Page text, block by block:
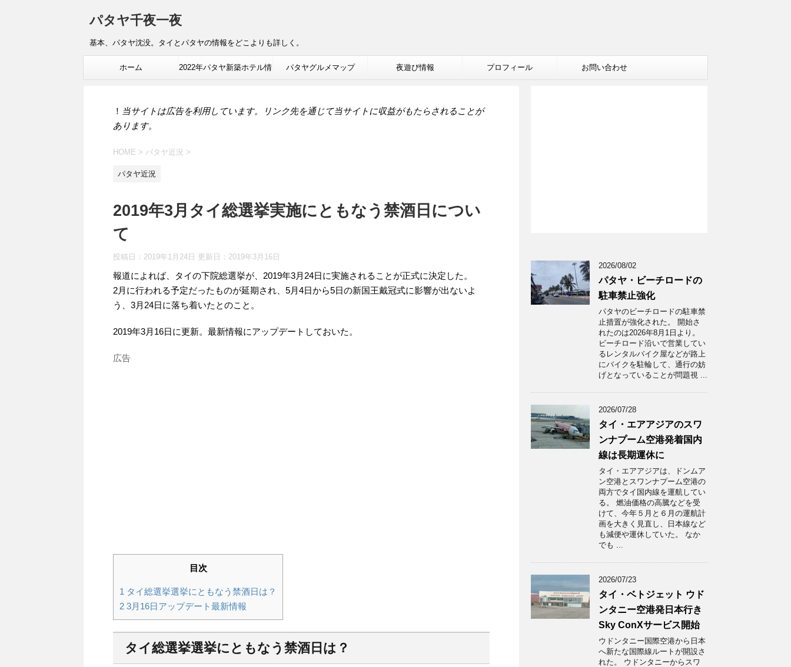
パタヤ千夜一夜
基本、パタヤ沈没。タイとパタヤの情報をどこよりも詳しく。
ホーム 2022年パタヤ新築ホテル情 パタヤグルメマップ 夜遊び情報 プロフィール お問い合わせ
！ 当サイトは広告を利用しています。リンク先を通じて当サイトに収益がもたらされることが
あります。
HOME > パタヤ近況 >
パタヤ近況
2019年3月タイ総選挙実施にともなう禁酒日につい
て
投稿日：2019年1月24日 更新日： 2019年3月16日
報道によれば、タイの下院総選挙が、2019年3月24日に実施されることが正式に決定した。
2月に行われる予定だったものが延期され、5月4日から5日の新国王戴冠式に影響が出ないよ
う、3月24日に落ち着いたとのこと。
2019年3月16日に更新。最新情報にアップデートしておいた。
広告
目次
1 タイ総選挙選挙にともなう禁酒日は？
2 3月16日アップデート最新情報
タイ総選挙選挙にともなう禁酒日は？
2026/08/02
パタヤ・ビーチロードの
駐車禁止強化
パタヤのビーチロードの駐車禁
止措置が強化された。 開始さ
れたのは2026年8月1日より。
ビーチロード沿いで営業してい
るレンタルバイク屋などが路上
にバイクを駐輪して、通行の妨
げとなっていることが問題視 ...
2026/07/28
タイ・エアアジアのスワ
ンナプーム空港発着国内
線は長期運休に
タイ・エアアジアは、ドンムア
ン空港とスワンナプーム空港の
両方でタイ国内線を運航してい
る。 燃油価格の高騰などを受
けて、今年５月と６月の運航計
画を大きく見直し、日本線など
も減便や運休していた。 なか
でも ...
2026/07/23
タイ・ベトジェット ウド
ンタニー空港発日本行き
Sky ConXサービス開始
ウドンタニー国際空港から日本
へ新たな国際線ルートが開設さ
れた。 ウドンタニーからスワ